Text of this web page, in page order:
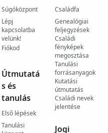
Súgóközpont
Lépj
kapcsolatba
velünk!
Fiókod
Útmutatá
s és
tanulás
Első lépések
Tanulási
Családfa
Genealógiai
feljegyzések
Családi
fényképek
megosztása
Tanulási
forrásanyagok
Kutatási
útmutatás
Családi nevek
jelentése
Jogi